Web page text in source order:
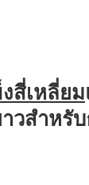
สี่เหลี่ยม
วสำหรั